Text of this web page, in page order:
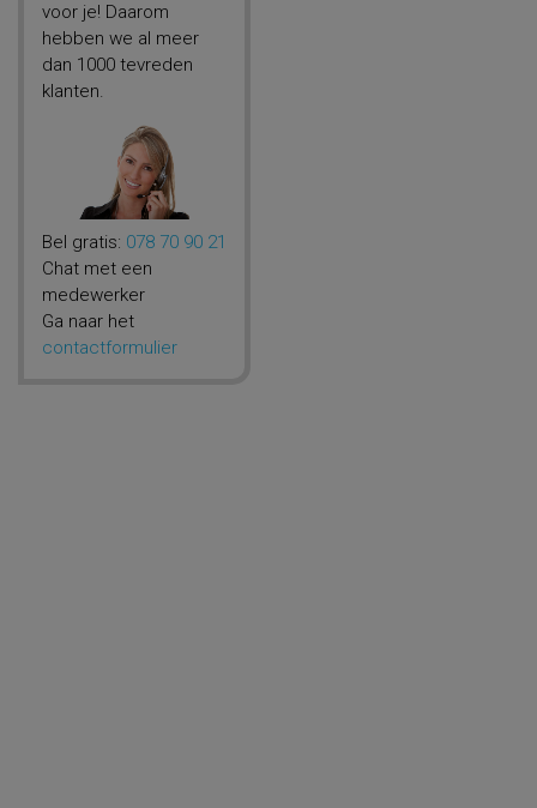
voor je! Daarom
hebben we al meer
dan 1000 tevreden
klanten.
Bel gratis: 078 70 90 21
Chat met een
medewerker
Ga naar het
contactformulier